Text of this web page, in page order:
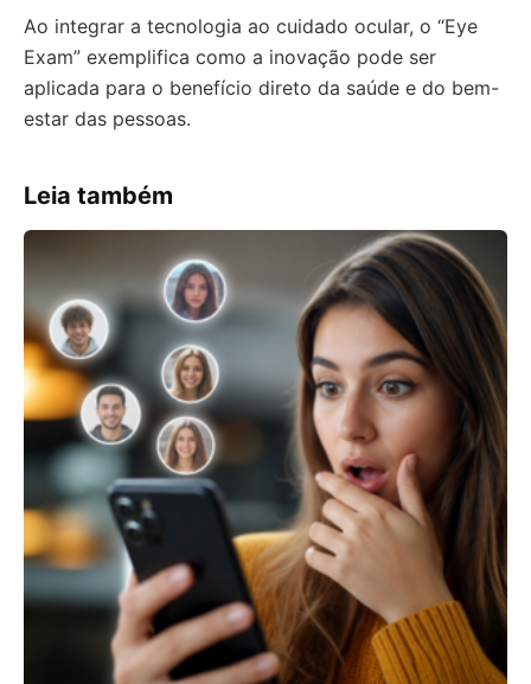
Ao integrar a tecnologia ao cuidado ocular, o “Eye
Exam” exemplifica como a inovação pode ser
aplicada para o benefício direto da saúde e do bem-
estar das pessoas.
Leia também